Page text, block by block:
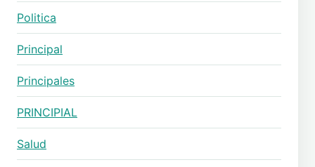
Politica
Principal
Principales
PRINCIPIAL
Salud